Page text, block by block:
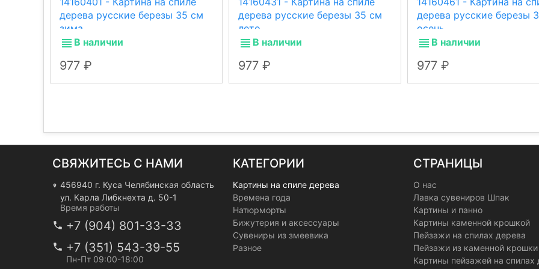
дерева русские березы 35 см
зима.
В наличии
977
дерева русские березы 35 см
лето.
В наличии
977
дерева русские березы
осень.
В наличии
977
СВЯЖИТЕСЬ С НАМИ
456940 г. Куса Челябинская область
ул. Карла Либкнехта д. 50-1
Время работы
+7 (904) 801-33-33
+7 (351) 543-39-55
Пн-Пт 09:00-18:00
КАТЕГОРИИ
Картины на спиле дерева
Времена года
Натюрморты
Бижутерия и аксессуары
Сувениры из змеевика
Разное
СТРАНИЦЫ
О нас
Лавка сувениров Шпак
Картины и панно
Картины каменной крошкой
Пейзажи на спилах дерева
Пейзажи из каменной крошки
Картины пейзажей на спилах